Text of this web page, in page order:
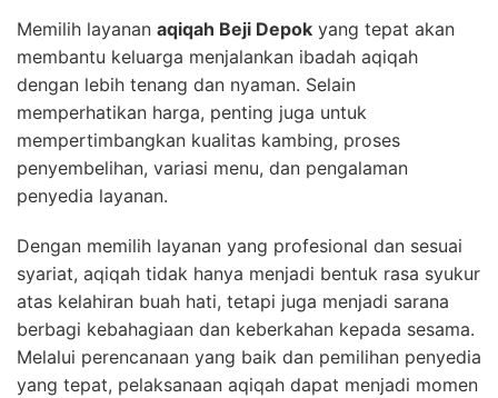
Memilih layanan aqiqah Beji Depok yang tepat akan
membantu keluarga menjalankan ibadah aqiqah
dengan lebih tenang dan nyaman. Selain
memperhatikan harga, penting juga untuk
mempertimbangkan kualitas kambing, proses
penyembelihan, variasi menu, dan pengalaman
penyedia layanan.
Dengan memilih layanan yang profesional dan sesuai
syariat, aqiqah tidak hanya menjadi bentuk rasa syukur
atas kelahiran buah hati, tetapi juga menjadi sarana
berbagi kebahagiaan dan keberkahan kepada sesama.
Melalui perencanaan yang baik dan pemilihan penyedia
yang tepat, pelaksanaan aqiqah dapat menjadi momen